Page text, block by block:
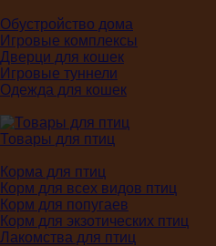
Обустройство дома
Игровые комплексы
Дверци для кошек
Игровые туннели
Одежда для кошек
Товары для птиц
Корма для птиц
Корм для всех видов птиц
Корм для попугаев
Корм для экзотических птиц
Лакомства для птиц